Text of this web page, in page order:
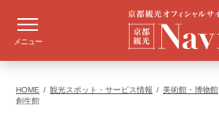
メニュー
HOME 観光スポット・サービス情報 美術館・博物館
創生館